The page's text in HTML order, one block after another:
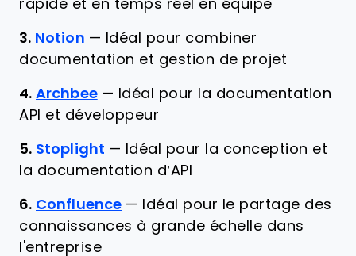
rapide et en temps réel en équipe
3. Notion — Idéal pour combiner
documentation et gestion de projet
4. Archbee — Idéal pour la documentation
API et développeur
5. Stoplight — Idéal pour la conception et
la documentation d’API
6. Confluence —
Idéal pour le partage des
connaissances à grande échelle dans
l'entreprise